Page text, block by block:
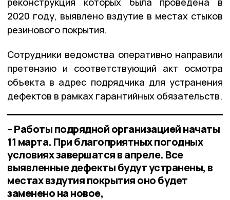
2020 году, выявлено вздутие в местах стыков
резинового покрытия.
Сотрудники ведомства оперативно направили
претензию и соответствующий акт осмотра
объекта в адрес подрядчика для устранения
дефектов в рамках гарантийных обязательств.
– Работы подрядной организацией начаты
11 марта. При благоприятных погодных
условиях завершатся в апреле. Все
выявленные дефекты будут устранены, в
местах вздутия покрытия оно будет
заменено на новое,